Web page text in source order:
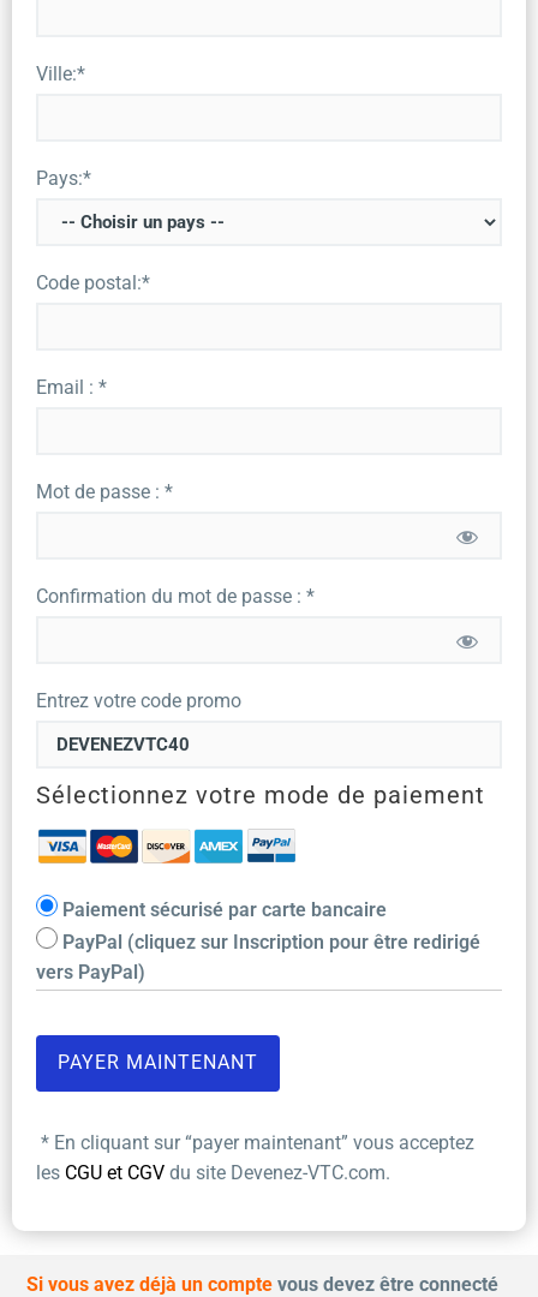
Ville:*
Pays:*
Code postal:*
Email : *
Mot de passe : *
Confirmation du mot de passe : *
Entrez votre code promo
Sélectionnez votre mode de paiement
Paiement sécurisé par carte bancaire
PayPal (cliquez sur Inscription pour être redirigé
vers PayPal)
* En cliquant sur “payer maintenant” vous acceptez
les CGU et CGV du site Devenez-VTC.com.
Si vous avez déjà un compte vous devez être connecté